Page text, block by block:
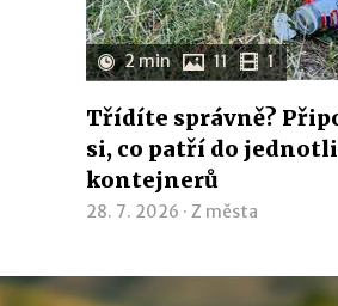
2 min 11 1
Třídíte správně?
si, co patří do
kontejnerů
28. 7. 2026 · Z města